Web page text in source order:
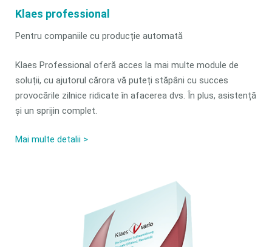
Klaes professional
Pentru companiile cu producție automată
Klaes Professional oferă acces la mai multe module de
soluții, cu ajutorul cărora vă puteți stăpâni cu succes
provocările zilnice ridicate în afacerea dvs. În plus, asistență
și un sprijin complet.
Mai multe detalii >